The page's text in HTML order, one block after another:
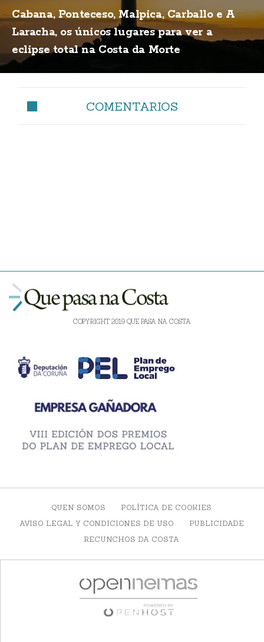
Cabana, Ponteceso, Malpica, Carballo e A
Laracha, os únicos lugares para ver a
eclipse total na Costa da Morte
COMENTARIOS
COPYRIGHT 2019 QUE PASA NA COSTA
QUEN SOMOS
POLÍTICA DE COOKIES
AVISO LEGAL Y CONDICIONES DE USO
PUBLICIDADE
RECUNCHOS DA COSTA